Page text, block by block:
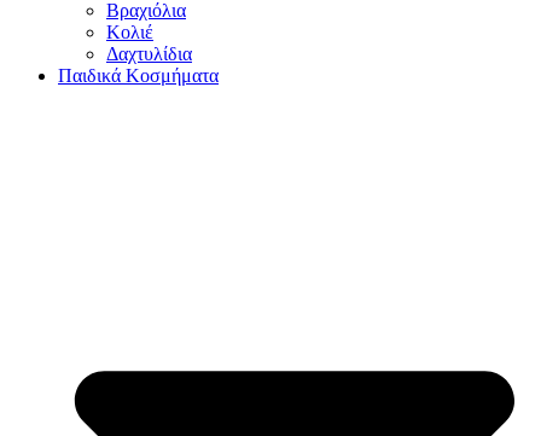
Βραχιόλια
Κολιέ
Δαχτυλίδια
Παιδικά Κοσμήματα